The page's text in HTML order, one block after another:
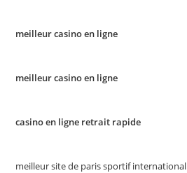
meilleur casino en ligne
meilleur casino en ligne
casino en ligne retrait rapide
meilleur site de paris sportif international